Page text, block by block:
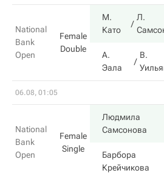
National
Bank
Open
Female
Double
М.
Като
Л.
А.
Эала
В.
06.08, 01:05
National
Bank
Open
Female
Single
Людмила
Самсонова
Барбора
Крейчикова